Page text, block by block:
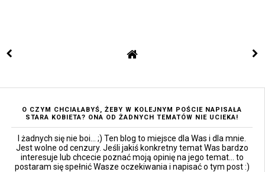
O CZYM CHCIAŁABYŚ, ŻEBY W KOLEJNYM POŚCIE NAPISAŁA
STARA KOBIETA? ONA OD ŻADNYCH TEMATÓW NIE UCIEKA!
I żadnych się nie boi... ;) Ten blog to miejsce dla Was i dla mnie.
Jest wolne od cenzury. Jeśli jakiś konkretny temat Was bardzo
interesuje lub chcecie poznać moją opinię na jego temat... to
postaram się spełnić Wasze oczekiwania i napisać o tym post :)